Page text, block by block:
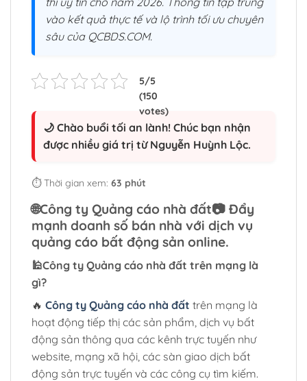
vào kết quả thực tế và lộ trình tối ưu chuyên
sâu của QCBDS.COM.
🌙 Chào buổi tối an lành! Chúc bạn nhận
được nhiều giá trị từ Nguyễn Huỳnh Lộc.
⏱️ Thời gian xem: 63 phút
🌐Công ty Quảng cáo nhà đất📷 Đẩy
mạnh doanh số bán nhà với dịch vụ
quảng cáo bất động sản online.
🕌Công ty Quảng cáo nhà đất trên mạng là
gì?
🔥 Công ty Quảng cáo nhà đất trên mạng là
hoạt động tiếp thị các sản phẩm, dịch vụ bất
động sản thông qua các kênh trực tuyến như
website, mạng xã hội, các sàn giao dịch bất
động sản trực tuyến và các công cụ tìm kiếm.